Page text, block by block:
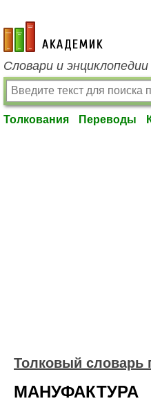
academic.ru
Словари и
Толкования Переводы
Толковый словарь
МАНУФАКТУРА